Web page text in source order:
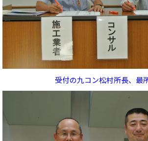
受付の九コン松村所長、最